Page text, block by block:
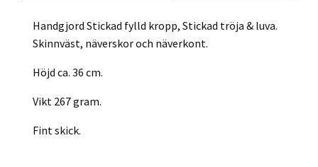
Handgjord Stickad fylld kropp, Stickad tröja & luva.
Skinnväst, näverskor och näverkont.
Höjd ca. 36 cm.
Vikt 267 gram.
Fint skick.